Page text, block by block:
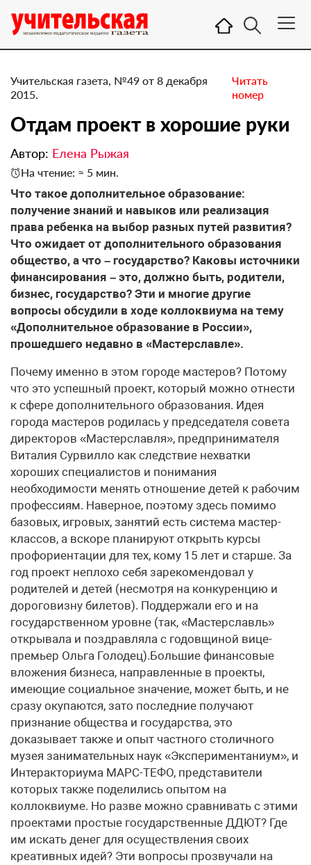
Учительская газета, №49 от 8 декабря
2015.
Читать
номер
​Отдам проект в хорошие руки
Автор: Елена Рыжая
На чтение: ≈ 5 мин.
Что такое дополнительное образование:
получение знаний и навыков или реализация
права ребенка на выбор разных путей развития?
Что ожидает от дополнительного образования
общество, а что – государство? Каковы источники
финансирования – это, должно быть, родители,
бизнес, государство? Эти и многие другие
вопросы обсудили в ходе коллоквиума на тему
«Дополнительное образование в России»,
прошедшего недавно в «Мастерславле».
Почему именно в этом городе мастеров? Потому
что это успешный проект, который можно отнести
к сфере дополнительного образования. Идея
города мастеров родилась у председателя совета
директоров «Мастерславля», предпринимателя
Виталия Сурвилло как следствие нехватки
хороших специалистов и понимания
необходимости менять отношение детей к рабочим
профессиям. Наверное, поэтому здесь помимо
базовых, игровых, занятий есть система мастер-
классов, а вскоре планируют открыть курсы
профориентации для тех, кому 15 лет и старше. За
год проект неплохо себя зарекомендовал у
родителей и детей (несмотря на конкуренцию и
дороговизну билетов). Поддержали его и на
государственном уровне (так, «Мастерславль»
открывала и поздравляла с годовщиной вице-
премьер Ольга Голодец).Большие финансовые
вложения бизнеса, направленные в проекты,
имеющие социальное значение, может быть, и не
сразу окупаются, зато последние получают
признание общества и государства, это
доказывает также и опыт частного столичного
музея занимательных наук «Экспериментаниум», и
Интеракториума МАРС-ТЕФО, представители
которых также поделились опытом на
коллоквиуме. Но разве можно сравнивать с этими
проектами простые государственные ДДЮТ? Где
им искать денег для осуществления своих
креативных идей? Эти вопросы прозвучали на